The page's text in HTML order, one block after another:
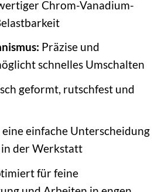
Chrom-Vanadium-
Präzise und
schnelles Umschalten
geformt, rutschfest und
einfache Unterscheidung
der Werkstatt
für feine